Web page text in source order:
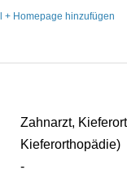
+ Homepage hinzufügen
Zahnarzt,
Kieferorthopädie)
-